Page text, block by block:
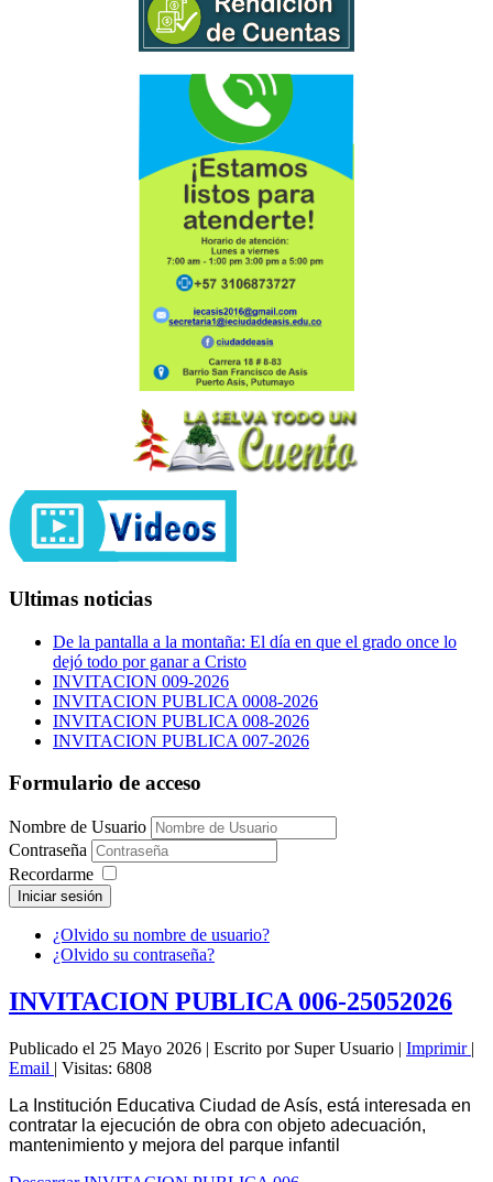
Ultimas noticias
De la pantalla a la montaña: El día en que el grado once lo
dejó todo por ganar a Cristo
INVITACION 009-2026
INVITACION PUBLICA 0008-2026
INVITACION PUBLICA 008-2026
INVITACION PUBLICA 007-2026
Formulario de acceso
Nombre de Usuario
Contraseña
Recordarme
Iniciar sesión
¿Olvido su nombre de usuario?
¿Olvido su contraseña?
INVITACION PUBLICA 006-25052026
Publicado el 25 Mayo 2026 | Escrito por Super Usuario | Imprimir |
Email | Visitas: 6808
La Institución Educativa Ciudad de Asís, está interesada en
contratar la ejecución de obra con objeto adecuación,
mantenimiento y mejora del parque infantil